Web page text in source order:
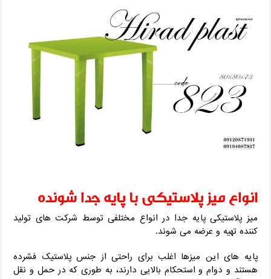
انواع میز پلاستیکی با پایه جدا شونده
میز پلاستیکی پایه جدا در انواع مختلفی توسط شرکت های تولید
کننده تهیه و عرضه می شوند.
پایه های این میزها اغلب برای راحتی از جنس پلاستیک فشرده
هستند و دوام و استحکام بالایی دارند، به طوری که در حمل و نقل